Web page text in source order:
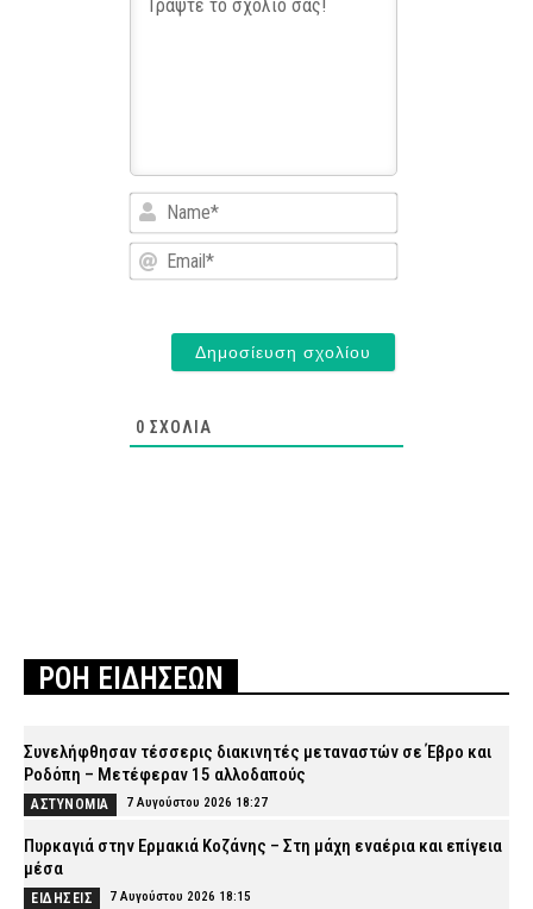
Name*
Email*
0 ΣΧΌΛΙΑ
ΡΟΗ ΕΙΔΗΣΕΩΝ
Συνελήφθησαν τέσσερις διακινητές μεταναστών σε Έβρο και
Ροδόπη – Μετέφεραν 15 αλλοδαπούς
ΑΣΤΥΝΟΜΙΑ 7 Αυγούστου 2026 18:27
Πυρκαγιά στην Ερμακιά Κοζάνης – Στη μάχη εναέρια και επίγεια
μέσα
ΕΙΔΗΣΕΙΣ 7 Αυγούστου 2026 18:15